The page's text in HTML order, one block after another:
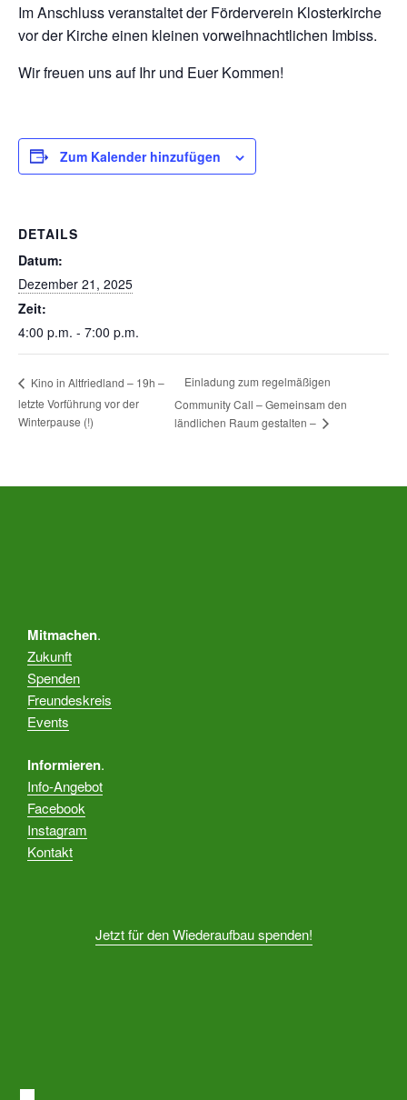
Im Anschluss veranstaltet der Förderverein Klosterkirche
vor der Kirche einen kleinen vorweihnachtlichen Imbiss.
Wir freuen uns auf Ihr und Euer Kommen!
Zum Kalender hinzufügen
DETAILS
Datum:
Dezember 21, 2025
Zeit:
4:00 p.m. - 7:00 p.m.
Kino in Altfriedland – 19h –
letzte Vorführung vor der
Winterpause (!)
Einladung zum regelmäßigen
Community Call – Gemeinsam den
ländlichen Raum gestalten –
Mitmachen.
Zukunft
Spenden
Freundeskreis
Events
Informieren.
Info-Angebot
Facebook
Instagram
Kontakt
Jetzt für den Wiederaufbau spenden!